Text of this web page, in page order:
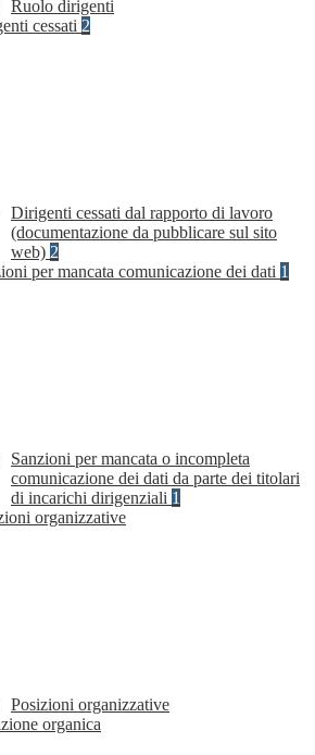
Ruolo dirigenti
cessati 2
Dirigenti cessati dal rapporto di lavoro
(documentazione da pubblicare sul sito
web) 2
per mancata comunicazione dei dati 1
Sanzioni per mancata o incompleta
comunicazione dei dati da parte dei titolari
di incarichi dirigenziali 1
organizzative
Posizioni organizzative
organica